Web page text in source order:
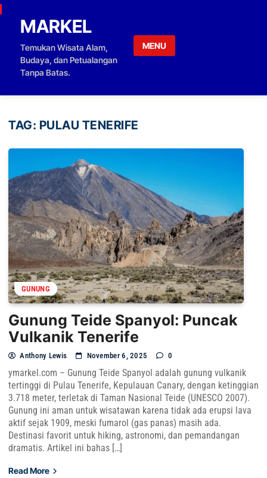
Skip to content
MARKEL
Temukan Wisata Alam,
Budaya, dan Petualangan
Tanpa Batas.
MENU
TAG: PULAU TENERIFE
GUNUNG
Gunung Teide Spanyol: Puncak
Vulkanik Tenerife
Anthony Lewis November 6, 2025 0
ymarkel.com – Gunung Teide Spanyol adalah gunung vulkanik
tertinggi di Pulau Tenerife, Kepulauan Canary, dengan ketinggian
3.718 meter, terletak di Taman Nasional Teide (UNESCO 2007).
Gunung ini aman untuk wisatawan karena tidak ada erupsi lava
aktif sejak 1909, meski fumarol (gas panas) masih ada.
Destinasi favorit untuk hiking, astronomi, dan pemandangan
dramatis. Artikel ini bahas […]
Read More